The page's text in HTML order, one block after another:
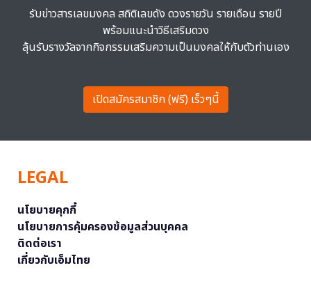
รับข่าวสารเลขมงคล สถิติเลขดัง ดวงรายวัน รายเดือน รายปี
พร้อมแนะนำวิธีเสริมดวง
ลุ้นรับรางวัลจากกิจกรรมเสริมความเป็นมงคลให้กับตัวท่านเอง
เปิดสมัครสมาชิก (ฟรี) เร็วๆนี้
LEGAL
นโยบายคุกกี้
นโยบายการคุ้มครองข้อมูลส่วนบุคคล
ติดต่อเรา
เกี่ยวกับเอ็มไทย